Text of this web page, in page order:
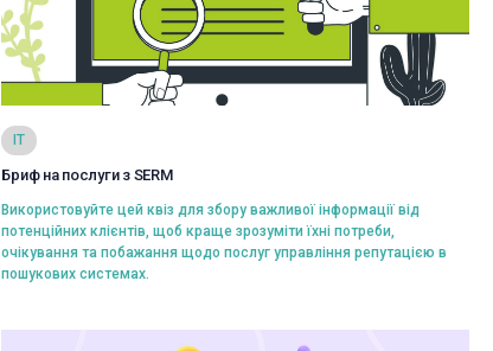
IT
Бриф на послуги з SERM
Використовуйте цей квіз для збору важливої інформації від
потенційних клієнтів, щоб краще зрозуміти їхні потреби,
очікування та побажання щодо послуг управління репутацією в
пошукових системах.